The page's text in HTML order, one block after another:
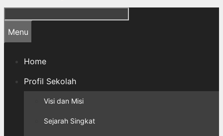
Cari
Menu
Home
Profil Sekolah
Visi dan Misi
Sejarah Singkat